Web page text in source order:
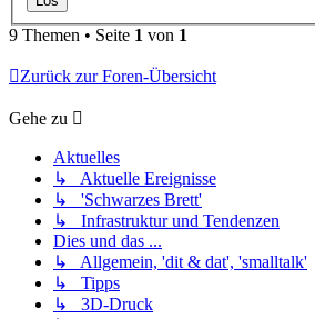
9 Themen • Seite 1 von 1
Zurück zur Foren-Übersicht
Gehe zu
Aktuelles
↳ Aktuelle Ereignisse
↳ 'Schwarzes Brett'
↳ Infrastruktur und Tendenzen
Dies und das ...
↳ Allgemein, 'dit & dat', 'smalltalk'
↳ Tipps
↳ 3D-Druck